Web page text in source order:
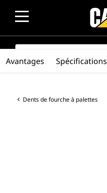
SEARCH
Dents de fourche à palettes
Avantages Spécifications